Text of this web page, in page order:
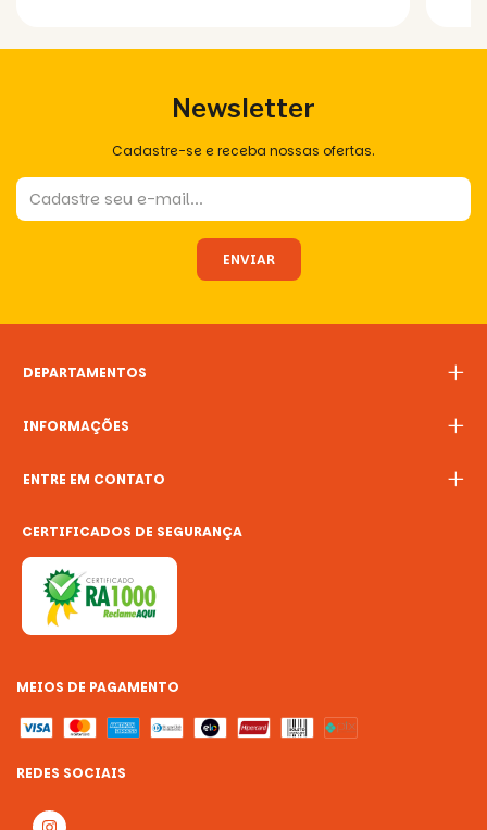
Newsletter
Cadastre-se e receba nossas ofertas.
DEPARTAMENTOS
INFORMAÇÕES
ENTRE EM CONTATO
CERTIFICADOS DE SEGURANÇA
MEIOS DE PAGAMENTO
REDES SOCIAIS